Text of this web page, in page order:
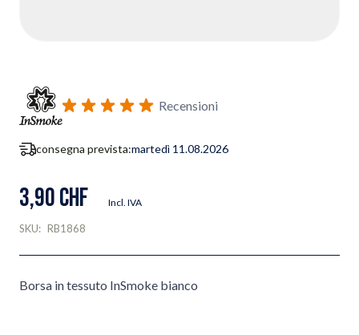
Recensioni
consegna prevista:martedì 11.08.2026
3,90 CHF Incl. IVA
SKU: RB1868
Borsa in tessuto InSmoke bianco